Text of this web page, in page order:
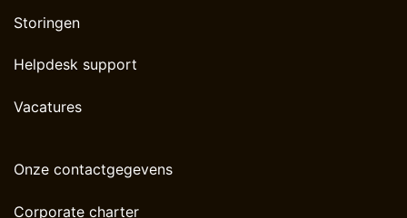
Storingen
Helpdesk support
Vacatures
Onze contactgegevens
Corporate charter